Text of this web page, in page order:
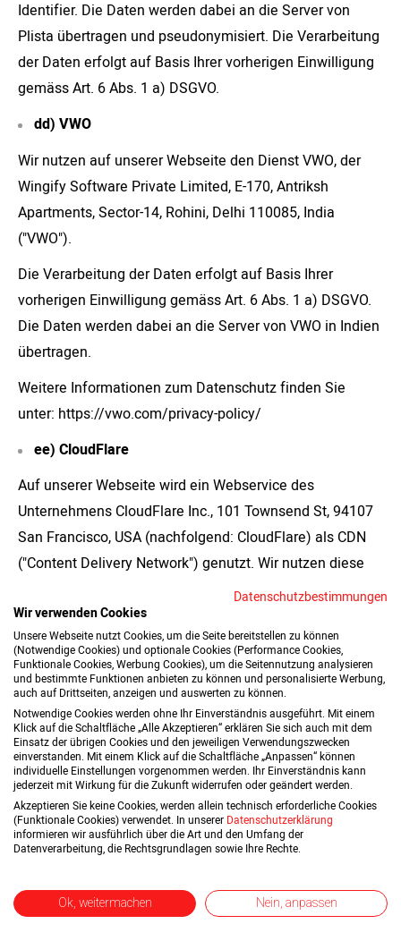
Identifier. Die Daten werden dabei an die Server von
Plista übertragen und pseudonymisiert. Die Verarbeitung
der Daten erfolgt auf Basis Ihrer vorherigen Einwilligung
gemäss Art. 6 Abs. 1 a) DSGVO.
dd) VWO
Wir nutzen auf unserer Webseite den Dienst VWO, der
Wingify Software Private Limited, E-170, Antriksh
Apartments, Sector-14, Rohini, Delhi 110085, India
("VWO").
Die Verarbeitung der Daten erfolgt auf Basis Ihrer
vorherigen Einwilligung gemäss Art. 6 Abs. 1 a) DSGVO.
Die Daten werden dabei an die Server von VWO in Indien
übertragen.
Weitere Informationen zum Datenschutz finden Sie
unter: https://vwo.com/privacy-policy/
ee) CloudFlare
Auf unserer Webseite wird ein Webservice des
Unternehmens CloudFlare Inc., 101 Townsend St, 94107
San Francisco, USA (nachfolgend: CloudFlare) als CDN
("Content Delivery Network") genutzt. Wir nutzen diese
Daten, um die volle Funktionalität unserer Webseite zu
gewährleisten. In diesem Zusammenhang wird Ihr
Browser ggf. personenbezogene Daten an CloudFlare
übermitteln. Die Verarbeitung der Daten erfolgt auf Basis
Ihrer vorherigen Einwilligung gemäss Art. 6 Abs. 1 a)
DSGVO. Das berechtigte Interesse besteht in der
Absicherung dieser Website und Optimierung der
Ladezeiten. Die Löschung der Daten erfolgt, sobald der
Zweck ihrer Erhebung erfüllt wurde.
Weitere Informationen zum Datenschutz finden Sie
unter:
https://www.cloudflare.com/security-policy/
Datenschutzbestimmungen
Wir verwenden Cookies
Unsere Webseite nutzt Cookies, um die Seite bereitstellen zu können
(Notwendige Cookies) und optionale Cookies (Performance Cookies,
Funktionale Cookies, Werbung Cookies), um die Seitennutzung analysieren
und bestimmte Funktionen anbieten zu können und personalisierte Werbung,
auch auf Drittseiten, anzeigen und auswerten zu können.
Notwendige Cookies werden ohne Ihr Einverständnis ausgeführt. Mit einem
Klick auf die Schaltfläche „Alle Akzeptieren“ erklären Sie sich auch mit dem
Einsatz der übrigen Cookies und den jeweiligen Verwendungszwecken
einverstanden. Mit einem Klick auf die Schaltfläche „Anpassen“ können
individuelle Einstellungen vorgenommen werden. Ihr Einverständnis kann
jederzeit mit Wirkung für die Zukunft widerrufen oder geändert werden.
Akzeptieren Sie keine Cookies, werden allein technisch erforderliche Cookies
(Funktionale Cookies) verwendet. In unserer Datenschutzerklärung
informieren wir ausführlich über die Art und den Umfang der
Datenverarbeitung, die Rechtsgrundlagen sowie Ihre Rechte.
Ok, weitermachen Nein, anpassen